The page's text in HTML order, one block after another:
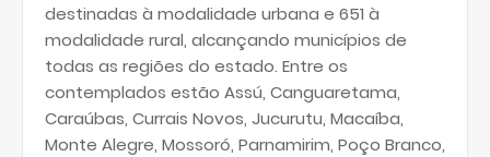
destinadas à modalidade urbana e 651 à
modalidade rural, alcançando municípios de
todas as regiões do estado. Entre os
contemplados estão Assú, Canguaretama,
Caraúbas, Currais Novos, Jucurutu, Macaíba,
Monte Alegre, Mossoró, Parnamirim, Poço Branco,